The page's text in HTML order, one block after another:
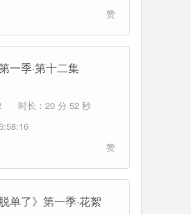
赞
一季·第十二集
时长：20 分 52 秒
赞
单了》第一季·花絮